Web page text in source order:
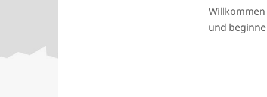
und